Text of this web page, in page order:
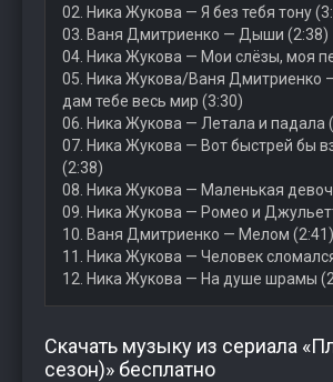
02. Ника Жукова — Я без тебя тону
03. Ваня Дмитриенко — Дыши (2:38)
04. Ника Жукова — Мои слёзы, моя
05. Ника Жукова/Ваня Дмитриенко
дам тебе весь мир (3:30)
06. Ника Жукова — Летала и падала
07. Ника Жукова — Вот быстрей бы
(2:38)
08. Ника Жукова — Маленькая
09. Ника Жукова — Ромео и
10. Ваня Дмитриенко — Мелом (2:41)
11. Ника Жукова — Человек
12. Ника Жукова — На душе шрамы
Скачать музыку из сериала
сезон)» бесплатно